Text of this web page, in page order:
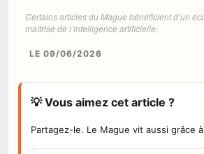
Certains articles du Mague bénéficient d’un
maîtrisé de l’intelligence artificielle.
LE 09/06/2026
💡 Vous aimez cet article ?
Partagez-le. Le Mague vit aussi grâce